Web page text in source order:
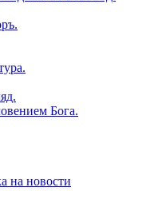
Бога.
на новости